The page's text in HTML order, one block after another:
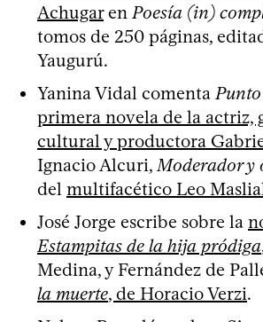
AchugarenPoesía (in)
tomos de 250 páginas,
Yaugurú.
Yanina Vidal comenta
primera novela de la actriz,
cultural y productora
Ignacio Alcuri,Moderador y
del multifacético Leo
José Jorge escribe sobre la
Estampitas de la hija pródiga
Medina, y Fernández de
la muerte, de Horacio Verzi.